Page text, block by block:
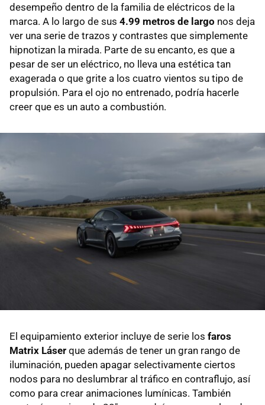
desempeño dentro de la familia de eléctricos de la
marca. A lo largo de sus 4.99 metros de largo nos deja
ver una serie de trazos y contrastes que simplemente
hipnotizan la mirada. Parte de su encanto, es que a
pesar de ser un eléctrico, no lleva una estética tan
exagerada o que grite a los cuatro vientos su tipo de
propulsión. Para el ojo no entrenado, podría hacerle
creer que es un auto a combustión.
El equipamiento exterior incluye de serie los faros
Matrix Láser que además de tener un gran rango de
iluminación, pueden apagar selectivamente ciertos
nodos para no deslumbrar al tráfico en contraflujo, así
como para crear animaciones lumínicas. También